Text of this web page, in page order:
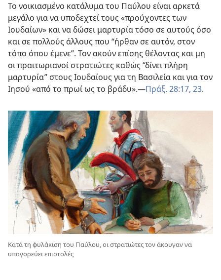
Το νοικιασμένο κατάλυμα του Παύλου είναι αρκετά
μεγάλο για να υποδεχτεί τους «προύχοντες των
Ιουδαίων» και να δώσει μαρτυρία τόσο σε αυτούς όσο
και σε πολλούς άλλους που “ήρθαν σε αυτόν, στον
τόπο όπου έμενε”. Τον ακούν επίσης θέλοντας και μη
οι πραιτωριανοί στρατιώτες καθώς “δίνει πλήρη
μαρτυρία” στους Ιουδαίους για τη Βασιλεία και για τον
Ιησού «από το πρωί ως το βράδυ».​—Πράξ. 28:17, 23.
Κατά τη φυλάκιση του Παύλου, οι στρατιώτες τον άκουγαν να
υπαγορεύει επιστολές